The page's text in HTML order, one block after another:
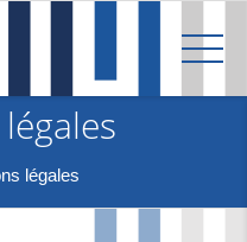
légales